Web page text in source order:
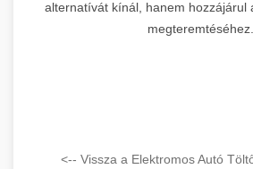
alternatívát kínál, hanem hozzájárul
megteremtéséhez.
<-- Vissza a Elektromos Autó